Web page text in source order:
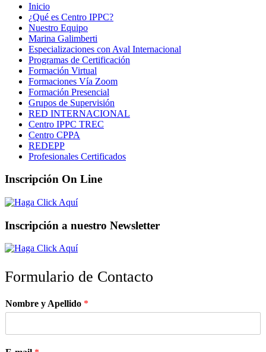
Inicio
¿Qué es Centro IPPC?
Nuestro Equipo
Marina Galimberti
Especializaciones con Aval Internacional
Programas de Certificación
Formación Virtual
Formaciones Vía Zoom
Formación Presencial
Grupos de Supervisión
RED INTERNACIONAL
Centro IPPC TREC
Centro CPPA
REDEPP
Profesionales Certificados
Inscripción On Line
Inscripción a nuestro Newsletter
Formulario de Contacto
Nombre y Apellido *